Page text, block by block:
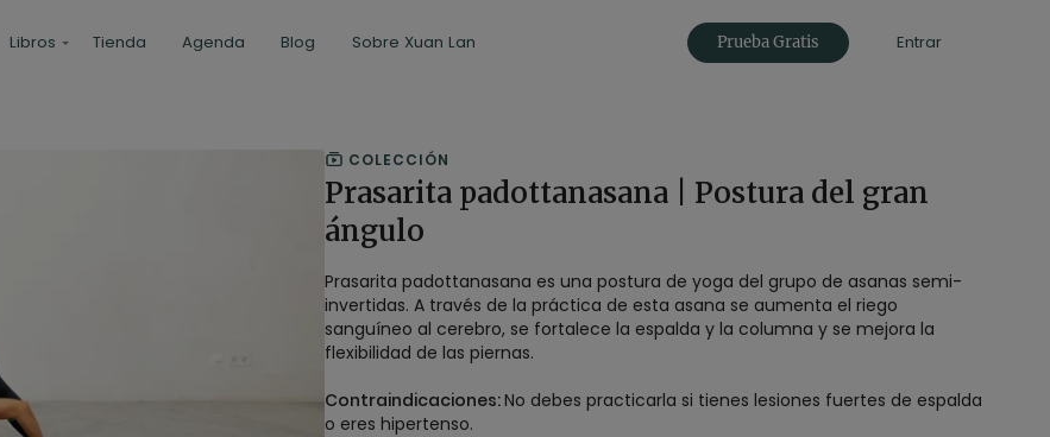
Libros Tienda Agenda Blog Sobre Xuan Lan Prueba Gratis Entrar
COLECCIÓN
Prasarita padottanasana | Postura del gran
ángulo
Prasarita padottanasana es una postura de yoga del grupo de asanas semi-
invertidas. A través de la práctica de esta asana se aumenta el riego
sanguíneo al cerebro, se fortalece la espalda y la columna y se mejora la
flexibilidad de las piernas.
Contraindicaciones:No debes practicarla si tienes lesiones fuertes de espalda
o eres hipertenso.